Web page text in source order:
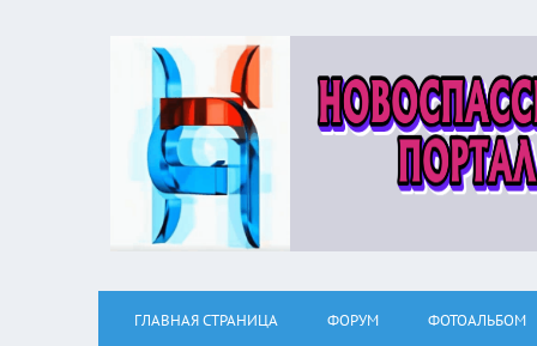
ГЛАВНАЯ СТРАНИЦА ФОРУМ ФОТОАЛЬБОМ